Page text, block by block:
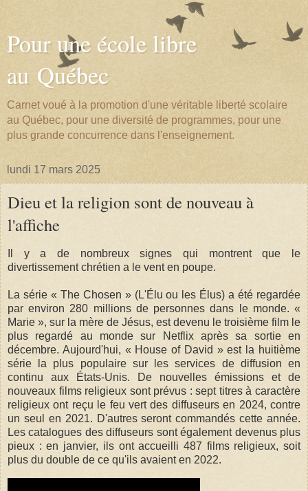
Pour une école libre
au Québec
Carnet voué à la promotion d'une véritable liberté scolaire
au Québec, pour une diversité de programmes, pour une
plus grande concurrence dans l'enseignement.
lundi 17 mars 2025
Dieu et la religion sont de nouveau à
l'affiche
Il y a de nombreux signes qui montrent que le
divertissement chrétien a le vent en poupe.
La série « The Chosen » (L'Élu ou les Élus) a été regardée
par environ 280 millions de personnes dans le monde. «
Marie », sur la mère de Jésus, est devenu le troisième film le
plus regardé au monde sur Netflix après sa sortie en
décembre. Aujourd'hui, « House of David » est la huitième
série la plus populaire sur les services de diffusion en
continu aux États-Unis. De nouvelles émissions et de
nouveaux films religieux sont prévus : sept titres à caractère
religieux ont reçu le feu vert des diffuseurs en 2024, contre
un seul en 2021. D'autres seront commandés cette année.
Les catalogues des diffuseurs sont également devenus plus
pieux : en janvier, ils ont accueilli 487 films religieux, soit
plus du double de ce qu'ils avaient en 2022.